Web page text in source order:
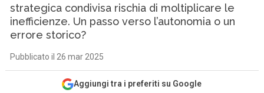
strategica condivisa rischia di moltiplicare le
inefficienze. Un passo verso l’autonomia o un
errore storico?
Pubblicato il 26 mar 2025
Aggiungi tra i preferiti su Google